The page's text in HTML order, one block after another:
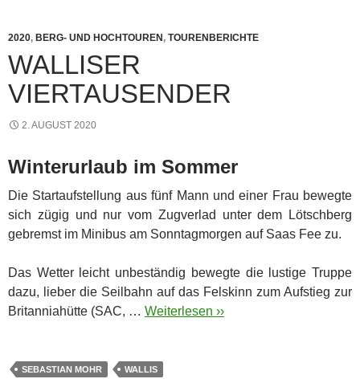
2020, BERG- UND HOCHTOUREN, TOURENBERICHTE
WALLISER
VIERTAUSENDER
2. AUGUST 2020
Winterurlaub im Sommer
Die Startaufstellung aus fünf Mann und einer Frau bewegte
sich zügig und nur vom Zugverlad unter dem Lötschberg
gebremst im Minibus am Sonntagmorgen auf Saas Fee zu.
Das Wetter leicht unbeständig bewegte die lustige Truppe
dazu, lieber die Seilbahn auf das Felskinn zum Aufstieg zur
Britanniahütte (SAC, … Weiterlesen ››
SEBASTIAN MOHR WALLIS